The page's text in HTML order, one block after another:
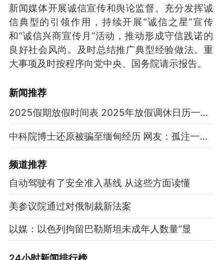
新闻媒体开展诚信宣传和舆论监督。充分发挥诚
信典型的引领作用，持续开展“诚信之星”宣传
和“诚信兴商宣传月”活动，推动形成守信践诺的
良好社会风尚。及时总结推广典型经验做法。重
大事项及时按程序向党中央、国务院请示报告。
新闻推荐
2025假期放假时间表 2025年放假调休日历一览表
中科院博士还原被骗至缅甸经历 网友：孤注一掷现实版
频道推荐
自动驾驶有了安全准入基线 从这些方面读懂
美参议院通过对俄制裁新法案
以媒：以色列拘留巴勒斯坦未成年人数量“显